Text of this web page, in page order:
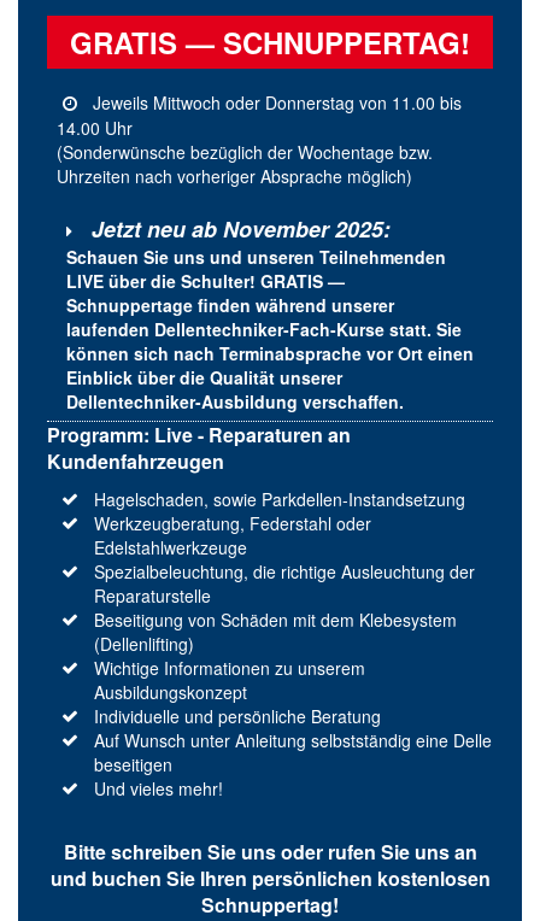
GRATIS— SCHNUPPERTAG!
Jeweils Mittwoch oder Donnerstag von 11.00 bis
14.00 Uhr
(Sonderwünsche bezüglich der Wochentage bzw.
Uhrzeiten nach vorheriger Absprache möglich)
Jetzt neu ab November 2025:
Schauen Sie uns und unseren Teilnehmenden
LIVE über die Schulter! GRATIS—
Schnuppertage finden während unserer
laufenden Dellentechniker-Fach-Kurse statt. Sie
können sich nach Terminabsprache vor Ort einen
Einblick über die Qualität unserer
Dellentechniker-Ausbildung verschaffen.
Programm: Live - Reparaturen an
Kundenfahrzeugen
Hagelschaden, sowie Parkdellen-Instandsetzung
Werkzeugberatung, Federstahl oder
Edelstahlwerkzeuge
Spezialbeleuchtung, die richtige Ausleuchtung der
Reparaturstelle
Beseitigung von Schäden mit dem Klebesystem
(Dellenlifting)
Wichtige Informationen zu unserem
Ausbildungskonzept
Individuelle und persönliche Beratung
Auf Wunsch unter Anleitung selbstständig eine Delle
beseitigen
Und vieles mehr!
Bitte schreiben Sie uns oder rufen Sie uns an
und buchen Sie Ihren persönlichen kostenlosen
Schnuppertag!